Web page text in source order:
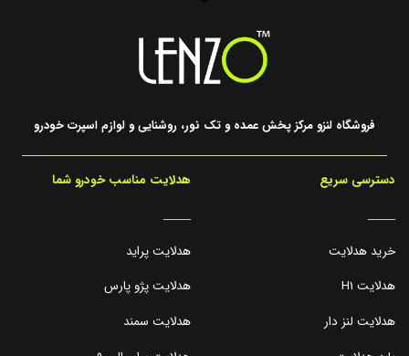
فروشگاه لنزو مرکز پخش عمده و تک نور، روشنایی و لوازم اسپرت خودرو
دسترسی سریع
_____
خرید هدلایت
هدلایت H1
هدلایت لنز دار
هدلایت مناسب خودرو شما
_____
هدلایت پراید
هدلایت پژو پارس
هدلایت سمند